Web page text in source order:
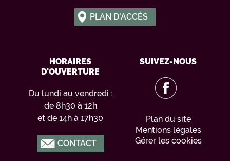
PLAN D'ACCÈS
HORAIRES
D'OUVERTURE
Du lundi au vendredi :
de 8h30 à 12h
et de 14h à 17h30
CONTACT
SUIVEZ-NOUS
Plan du site
Mentions légales
Gérer les cookies